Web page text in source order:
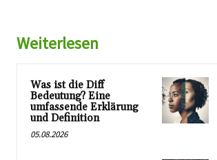
Weiterlesen
Was ist die Diff
Bedeutung? Eine
umfassende Erklärung
und Definition
05.08.2026